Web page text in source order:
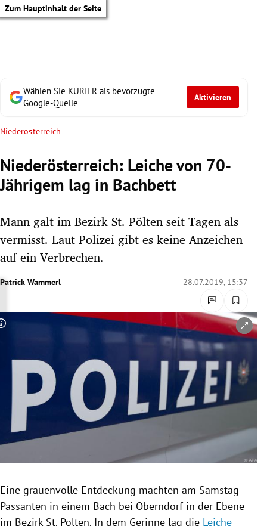
Zum Hauptinhalt der Seite
Untermenü
Untermenü
Untermenü
Untermenü
Untermenü
Untermenü
Wählen Sie KURIER als bevorzugte
Google-Quelle
Aktivieren
Niederösterreich
Niederösterreich: Leiche von 70-
Jährigem lag in Bachbett
Mann galt im Bezirk St. Pölten seit Tagen als
vermisst. Laut Polizei gibt es keine Anzeichen
auf ein Verbrechen.
Patrick Wammerl 28.07.2019, 15:37
Copyright-Hinweis öffnen/schließen
Eine grauenvolle Entdeckung machten am Samstag
Passanten in einem Bach bei Oberndorfin der Ebene
im Bezirk St. Pölten. In dem Gerinne lag die Leiche